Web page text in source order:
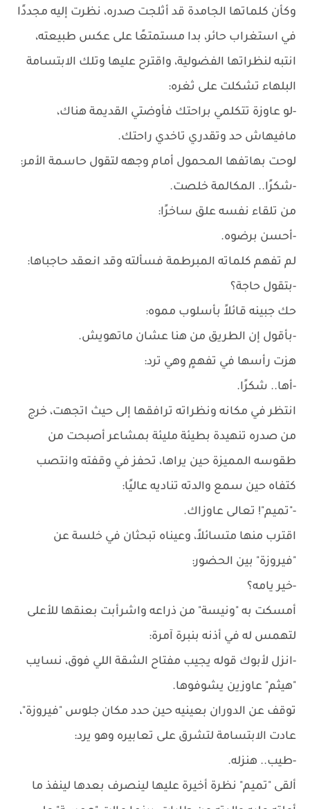
وكأن كلماتها الجامدة قد أثلجت صدره، نظرت إليه مجددًا
في استغراب حائر، بدا مستمتعًا على عكس طبيعته،
انتبه لنظراتها الفضولية، واقترح عليها وتلك الابتسامة
البلهاء تشكلت على ثغره:
-لو عاوزة تتكلمي براحتك فأوضتي القديمة هناك،
مافيهاش حد وتقدري تاخدي راحتك.
لوحت بهاتفها المحمول أمام وجهه لتقول حاسمة الأمر:
-شكرًا.. المكالمة خلصت.
من تلقاء نفسه علق ساخرًا:
-أحسن برضوه.
لم تفهم كلماته المبرطمة فسألته وقد انعقد حاجباها:
-بتقول حاجة؟
حك جبينه قائلاً بأسلوب مموه:
-بأقول إن الطريق من هنا عشان ماتهويش.
هزت رأسها في تفهمٍ وهي ترد:
-أها.. شكرًا.
انتظر في مكانه ونظراته ترافقها إلى حيث اتجهت، خرج
من صدره تنهيدة بطيئة مليئة بمشاعر أصبحت من
طقوسه المميزة حين يراها، تحفز في وقفته وانتصب
كتفاه حين سمع والدته تناديه عاليًا:
-"تميم"! تعالى عاوزاك.
اقترب منها متسائلاً، وعيناه تبحثان في خلسة عن
"فيروزة" بين الحضور:
-خير يامه؟
أمسكت به "ونيسة" من ذراعه واشرأبت بعنقها للأعلى
لتهمس له في أذنه بنبرة آمرة:
-انزل لأبوك قوله يجيب مفتاح الشقة اللي فوق، نسايب
"هيثم" عاوزين يشوفوها.
توقف عن الدوران بعينيه حين حدد مكان جلوس "فيروزة"،
عادت الابتسامة لتشرق على تعابيره وهو يرد:
-طيب.. هنزله.
ألقى "تميم" نظرة أخيرة عليها لينصرف بعدها لينفذ ما